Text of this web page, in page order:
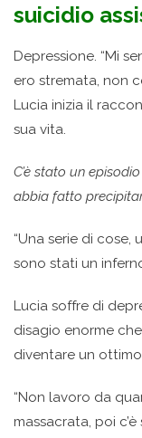
suicidio
Depressione. “Mi
ero stremata, non
Lucia inizia il
sua vita.
C’è stato un
abbia fatto
“Una serie di cose,
sono stati un
Lucia soffre di
disagio enorme
diventare un
“Non lavoro da
massacrata, poi